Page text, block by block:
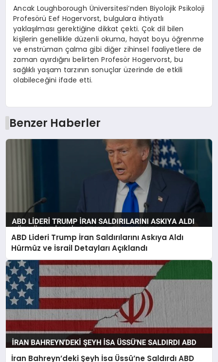
Ancak Loughborough Üniversitesi’nden Biyolojik Psikoloji
Profesörü Eef Hogervorst, bulgulara ihtiyatlı
yaklaşılması gerektiğine dikkat çekti. Çok dil bilen
kişilerin genellikle düzenli okuma, hayat boyu öğrenme
ve enstrüman çalma gibi diğer zihinsel faaliyetlere de
zaman ayırdığını belirten Profesör Hogervorst, bu
sağlıklı yaşam tarzının sonuçlar üzerinde de etkili
olabileceğini ifade etti.
Benzer Haberler
ABD Lideri Trump İran Saldırılarını Askıya Aldı
Hürmüz ve İsrail Detayları Açıklandı
İran Bahreyn’deki Şeyh İsa Üssü’ne Saldırdı ABD